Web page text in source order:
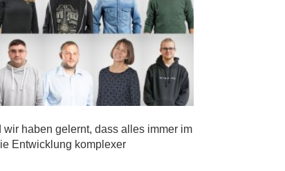
haben gelernt, dass alles immer im
Entwicklung komplexer